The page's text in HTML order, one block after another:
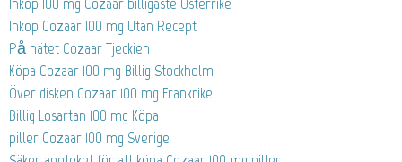
Inköp Cozaar 100 mg Utan Recept
På nätet Cozaar Tjeckien
Köpa Cozaar 100 mg Billig Stockholm
Över disken Cozaar 100 mg Frankrike
Billig Losartan 100 mg Köpa
piller Cozaar 100 mg Sverige